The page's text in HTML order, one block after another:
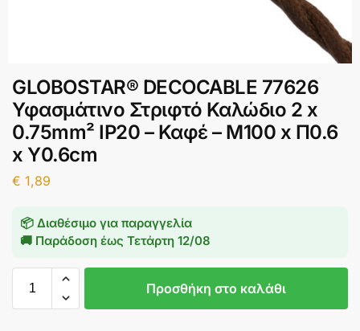
GLOBOSTAR® DECOCABLE 77626
Υφασμάτινο Στριφτό Καλώδιο 2 x
0.75mm² IP20 – Καφέ – Μ100 x Π0.6
x Υ0.6cm
€ 1,89
📦 Διαθέσιμο για παραγγελία
🚚 Παράδοση έως Τετάρτη 12/08
Προσθήκη στο καλάθι